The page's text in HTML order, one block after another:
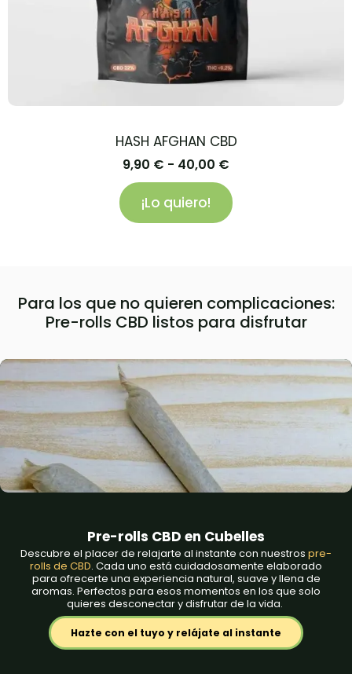
HASH AFGHAN CBD
9,90 € - 40,00 €
¡Lo quiero!
Para los que no quieren complicaciones:
Pre-rolls CBD listos para disfrutar
Pre-rolls CBD en Cubelles
Descubre el placer de relajarte al instante con nuestros pre-
rolls de CBD. Cada uno está cuidadosamente elaborado
para ofrecerte una experiencia natural, suave y llena de
aromas. Perfectos para esos momentos en los que solo
quieres desconectar y disfrutar de la vida.
Hazte con el tuyo y relájate al instante